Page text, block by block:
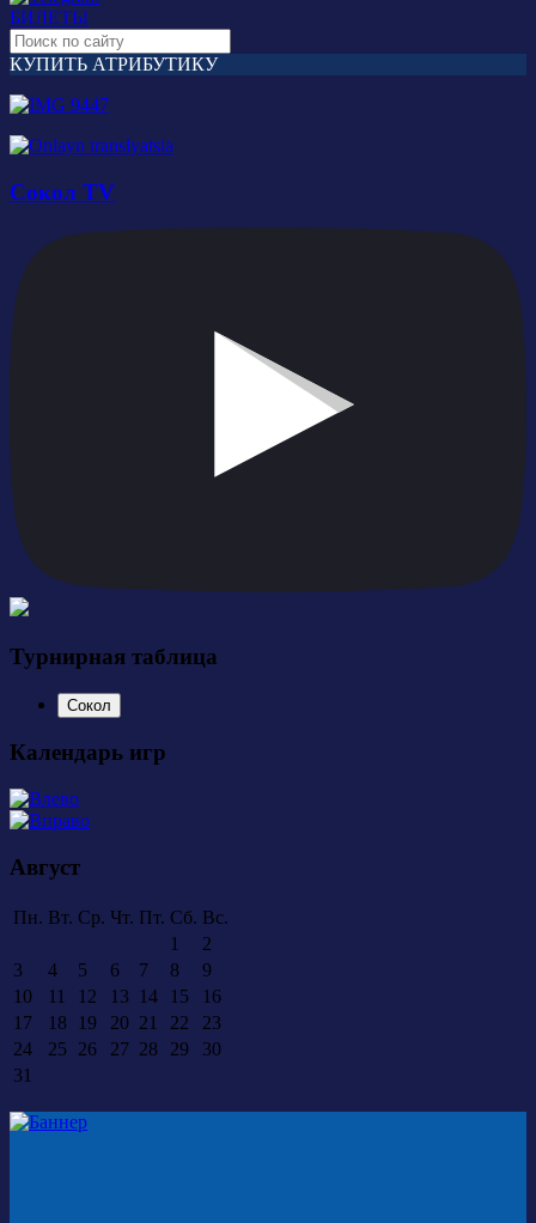
БИЛЕТЫ
КУПИТЬ АТРИБУТИКУ
Сокол TV
Турнирная таблица
Сокол
Календарь игр
Август
Пн. Вт. Ср. Чт. Пт. Сб. Вс.
1
2
3
4 5 6 7 8
9
10
11 12 13 14 15
16
17
18 19 20 21 22
23
24
25 26 27 28 29
30
31